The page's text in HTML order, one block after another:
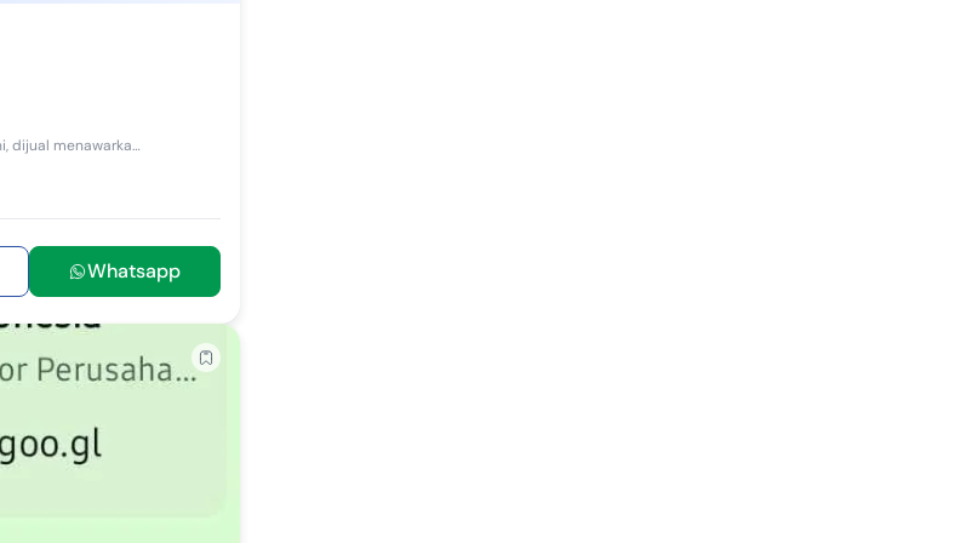
Apartemen di Gading Serpong. Dapatkan apartemen 21 lantai yang modern ini, dijual menawarkan lingkungan fasilitas yang lengkap, cocok untuk Anda ...
Whatsapp